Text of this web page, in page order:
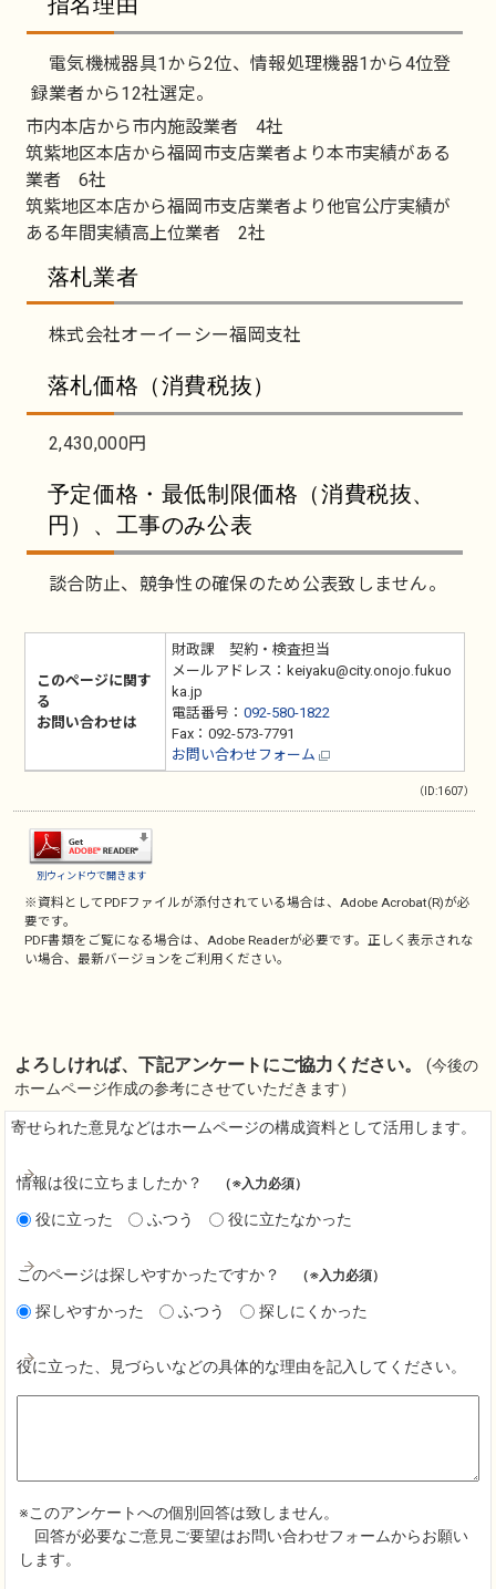
電気機械器具1から2位、情報処理機器1から4位登
録業者から12社選定。
市内本店から市内施設業者 4社
筑紫地区本店から福岡市支店業者より本市実績がある
業者 6社
筑紫地区本店から福岡市支店業者より他官公庁実績が
ある年間実績高上位業者 2社
落札業者
株式会社オーイーシー福岡支社
落札価格（消費税抜）
2,430,000円
予定価格・最低制限価格（消費税抜、
円）、工事のみ公表
談合防止、競争性の確保のため公表致しません。
このページに関す
る
お問い合わせは
財政課 契約・検査担当
メールアドレス：keiyaku@city.onojo.fukuo
ka.jp
電話番号： 092-580-1822
Fax：092-573-7791
お問い合わせフォーム
（ID:1607）
別ウィンドウで開きます
※資料としてPDFファイルが添付されている場合は、Adobe Acrobat(R)が必
要です。
PDF書類をご覧になる場合は、Adobe Readerが必要です。正しく表示されな
い場合、最新バージョンをご利用ください。